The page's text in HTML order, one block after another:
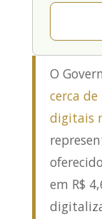
O
cerca
digitais
em R$